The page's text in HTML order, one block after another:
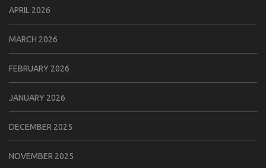
APRIL 2026
MARCH 2026
FEBRUARY 2026
JANUARY 2026
DECEMBER 2025
NOVEMBER 2025